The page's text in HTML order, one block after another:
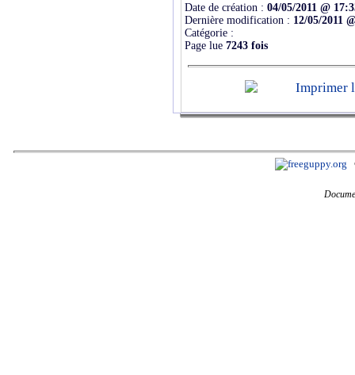
Date de création : 04/05/2011 @
Dernière modification : 12/05/2011
Catégorie :
Page lue 7243 fois